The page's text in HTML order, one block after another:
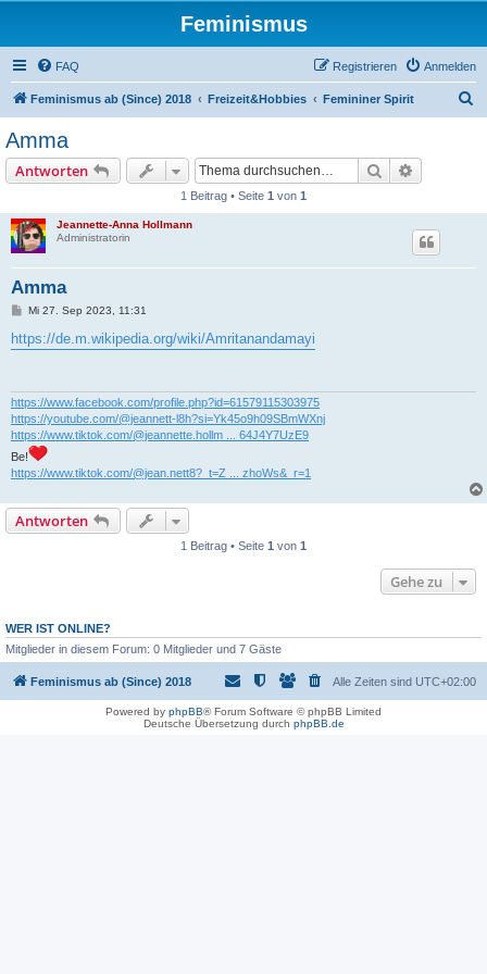
Feminismus
FAQ Anmelden
Registrieren
Feminismus ab (Since) 2018 Freizeit&Hobbies Femininer Spirit
Amma
Antworten Suche
1 Beitrag • Seite 1 von 1
Jeannette-Anna Hollmann
Administratorin
Amma
B
i
t
Mi 27. Sep 2023, 11:31
https://de.m.wikipedia.org/wiki/Amritanandamayi
https://www.facebook.com/profile.php?id=61579115303975
https://youtube.com/@jeannett-l8h?si=Yk45o9h09SBmWXnj
https://www.tiktok.com/@jeannette.hollm ... 64J4Y7UzE9
Be!
https://www.tiktok.com/@jean.nett8?_t=Z ... zhoWs&_r=1
Antworten
1 Beitrag • Seite 1 von 1
Gehe zu
WER IST ONLINE?
Mitglieder in diesem Forum: 0 Mitglieder und 7 Gäste
Feminismus ab (Since) 2018 Alle Zeiten sind UTC+02:00
Powered by phpBB® Forum Software © phpBB Limited
Deutsche Übersetzung durch phpBB.de